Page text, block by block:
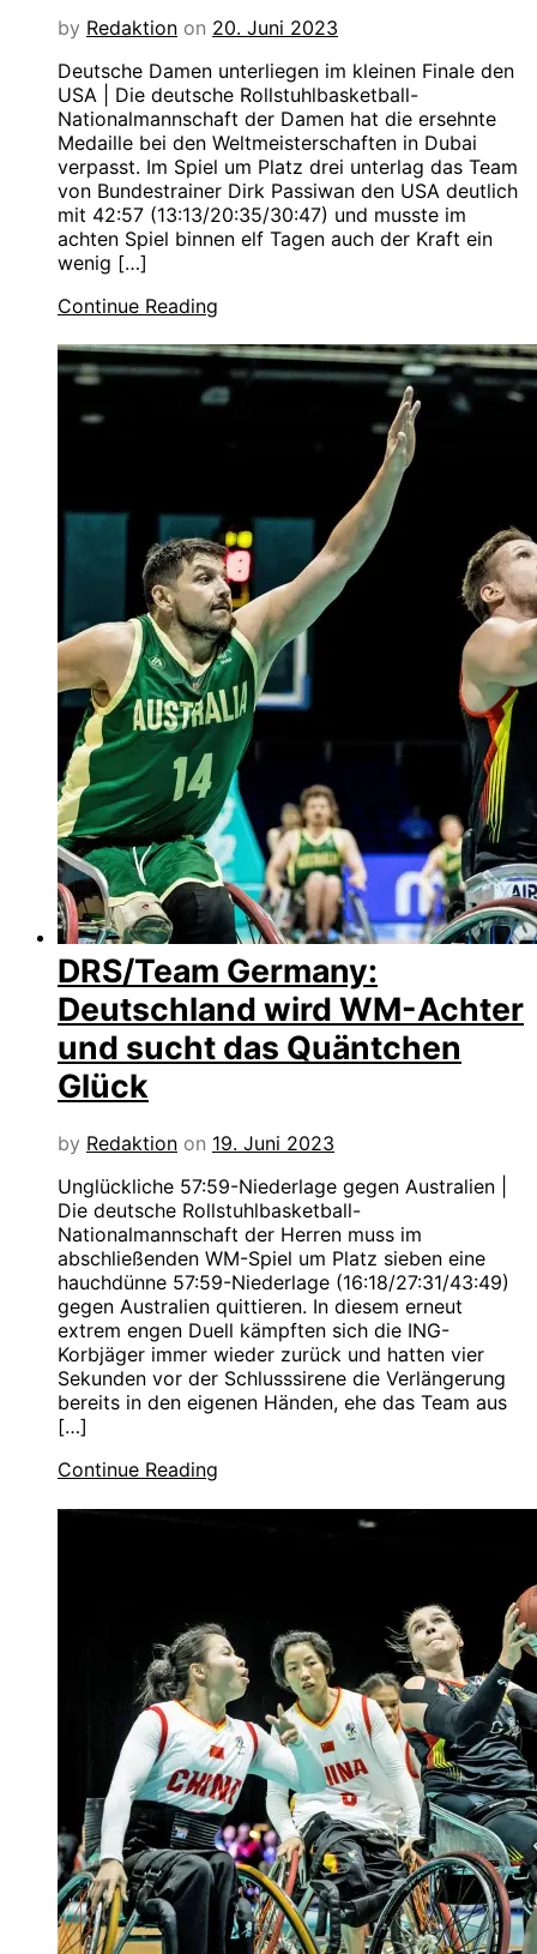
by Redaktion on 20. Juni 2023
Deutsche Damen unterliegen im kleinen Finale den
USA | Die deutsche Rollstuhlbasketball-
Nationalmannschaft der Damen hat die ersehnte
Medaille bei den Weltmeisterschaften in Dubai
verpasst. Im Spiel um Platz drei unterlag das Team
von Bundestrainer Dirk Passiwan den USA deutlich
mit 42:57 (13:13/20:35/30:47) und musste im
achten Spiel binnen elf Tagen auch der Kraft ein
wenig […]
Continue Reading
DRS/Team Germany:
Deutschland wird WM-Achter
und sucht das Quäntchen
Glück
by Redaktion on 19. Juni 2023
Unglückliche 57:59-Niederlage gegen Australien |
Die deutsche Rollstuhlbasketball-
Nationalmannschaft der Herren muss im
abschließenden WM-Spiel um Platz sieben eine
hauchdünne 57:59-Niederlage (16:18/27:31/43:49)
gegen Australien quittieren. In diesem erneut
extrem engen Duell kämpften sich die ING-
Korbjäger immer wieder zurück und hatten vier
Sekunden vor der Schlusssirene die Verlängerung
bereits in den eigenen Händen, ehe das Team aus
[…]
Continue Reading